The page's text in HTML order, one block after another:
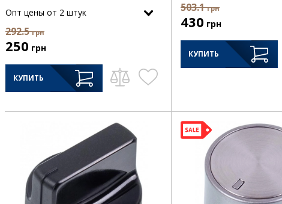
Опт цены от 2 штук
292.5 грн
250 грн
КУПИТЬ
503.1 грн
430 грн
КУПИТЬ